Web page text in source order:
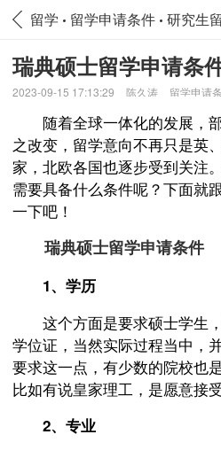
留学 留学申请条件 研究生
瑞典硕士留学申请条
2023-09-15 17:13:29 陈久涛 留学申请
随着全球一体化的发展，
之改变，留学意向不再只是英
家，北欧各国也逐步受到关注
需要具备什么条件呢？下面就
一下吧！
瑞典硕士留学申请条件
1、学历
这个方面是要求硕士学生
学位证，当然实际过程当中，
要求这一点，有少数的院校也
比如有说皇家理工，是愿意接
2、专业